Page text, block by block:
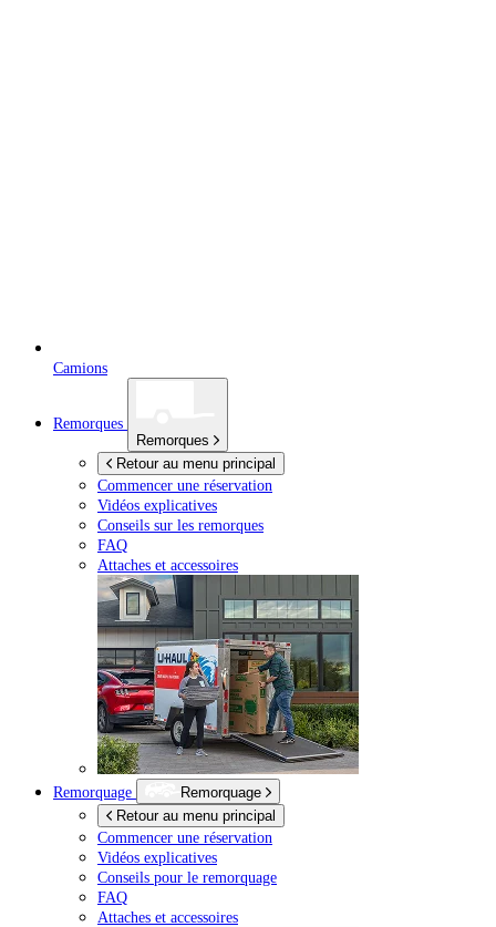
Camions
Remorques
Remorques
Retour au menu principal
Commencer une réservation
Vidéos explicatives
Conseils sur les remorques
FAQ
Attaches et accessoires
Remorquage
Remorquage
Retour au menu principal
Commencer une réservation
Vidéos explicatives
Conseils pour le remorquage
FAQ
Attaches et accessoires